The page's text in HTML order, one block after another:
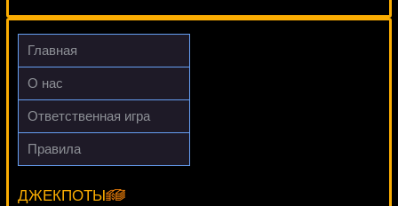
Esmeralda
3851 ₽
alex***
Главная
О нас
Ответственная игра
Правила
ДЖЕКПОТЫ
Fruits And Royals
aleg***